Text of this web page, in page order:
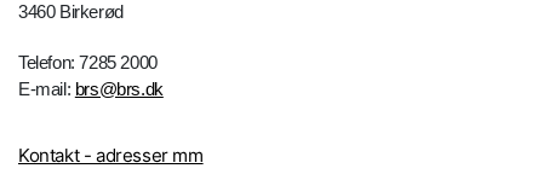
3460 Birkerød
Telefon: 7285 2000
E-mail: brs@brs.dk
Kontakt - adresser mm